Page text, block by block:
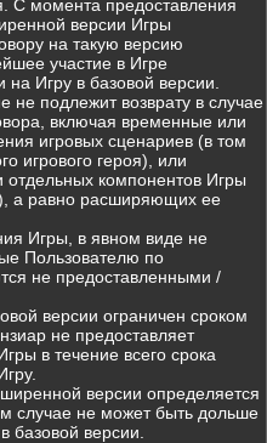
С момента предоставления
версии Игры
на такую версию
участие в Игре
Игру в базовой версии.
не подлежит возврату в случае
включая временные или
игровых сценариев (в том
игрового героя), или
отдельных компонентов Игры
а равно расширяющих ее
Игры, в явном виде не
Пользователю по
не предоставленными /
версии ограничен сроком
не предоставляет
в течение всего срока
версии определяется
случае не может быть дольше
базовой версии.